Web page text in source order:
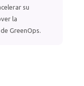
su
la
GreenOps.